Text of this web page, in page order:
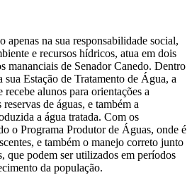
apenas na sua responsabilidade social,
e recursos hídricos, atua em dois
mananciais de Senador Canedo. Dentro
Estação de Tratamento de Água, a
recebe alunos para orientações a
de águas, e também a
a água tratada. Com os
o Programa Produtor de Águas, onde é
e também o manejo correto junto
que podem ser utilizados em períodos
da população.